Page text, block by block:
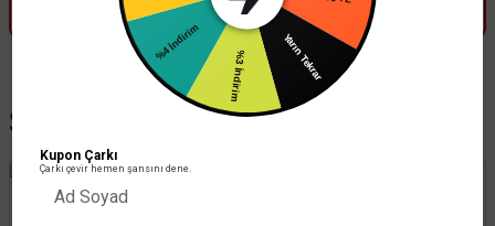
Spot Aydınlatma Çeşitleri
Yarın Tekrar
%4 İndirim
Kupon Çarkı
Çarkı çevir hemen şansını dene.